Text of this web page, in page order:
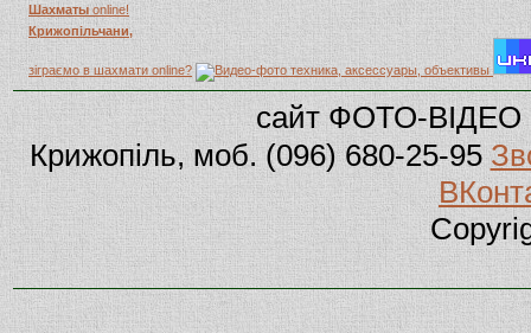
Шахматы online!
Крижопільчани,
зіграємо в шахмати online?
сайт ФОТО-ВІДЕО
Крижопіль, моб. (096) 680-25-95